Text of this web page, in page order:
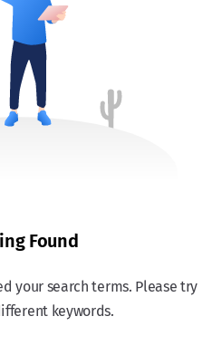
Found
your search terms. Please try
keywords.